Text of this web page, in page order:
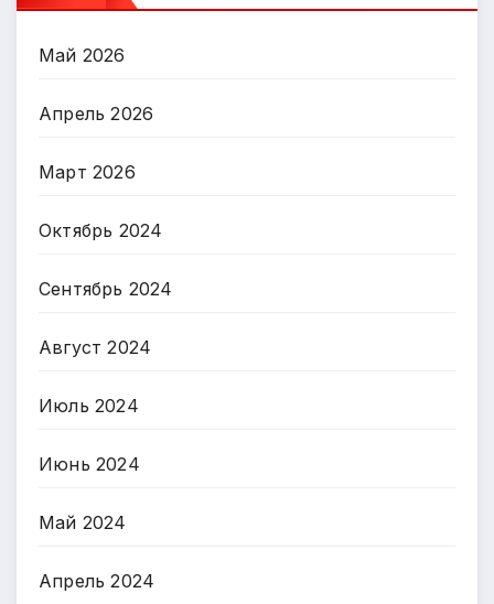
Май 2026
Апрель 2026
Март 2026
Октябрь 2024
Сентябрь 2024
Август 2024
Июль 2024
Июнь 2024
Май 2024
Апрель 2024